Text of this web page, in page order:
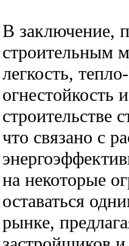
В заключение,
строительным
легкость,
огнестойкость
строительстве
что связано с
на некоторые
оставаться
рынке,